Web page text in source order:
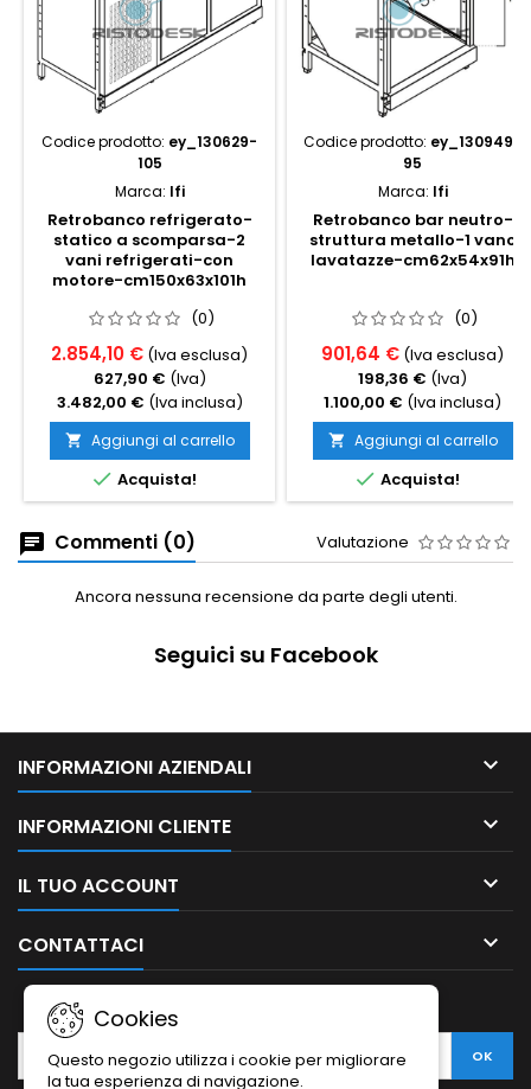
Codice prodotto: ey_130629-
105
Marca: Ifi
Retrobanco refrigerato-
statico a scomparsa-2
vani refrigerati-con
motore-cm150x63x101h
(0)
2.854,10 € (Iva esclusa)
627,90 € (Iva)
3.482,00 € (Iva inclusa)
 Aggiungi al carrello
 Acquista!
Codice prodotto: ey_130949-
95
Marca: Ifi
Retrobanco bar neutro-
struttura metallo-1 vano
lavatazze-cm62x54x91h
(0)
901,64 € (Iva esclusa)
198,36 € (Iva)
1.100,00 € (Iva inclusa)
 Aggiungi al carrello
 Acquista!
Commenti (0) Valutazione
Ancora nessuna recensione da parte degli utenti.
Seguici su Facebook
INFORMAZIONI AZIENDALI 
INFORMAZIONI CLIENTE 
IL TUO ACCOUNT 
CONTATTACI 
Cookies
Questo negozio utilizza i cookie per migliorare
la tua esperienza di navigazione.